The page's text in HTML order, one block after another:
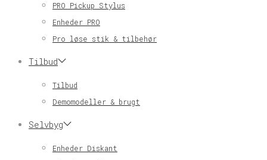
PRO Pickup Stylus
Enheder PRO
Pro løse stik & tilbehør
Tilbud
Tilbud
Demomodeller & brugt
Selvbyg
Enheder Diskant